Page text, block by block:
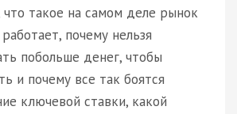
что такое на самом деле рынок
почему нельзя
побольше денег, чтобы
и почему все так боятся
ключевой ставки, какой